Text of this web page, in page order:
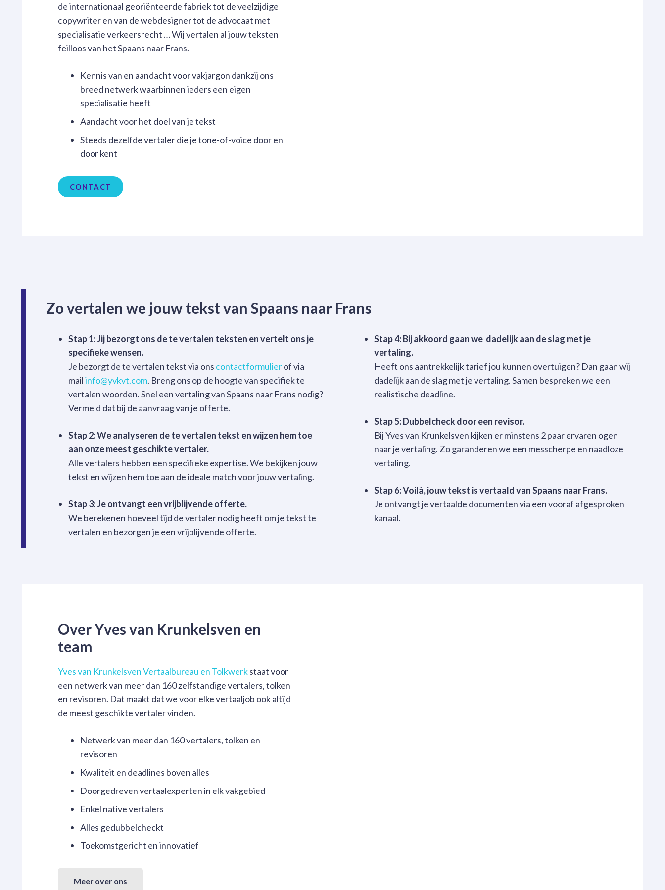
de internationaal georiënteerde fabriek tot de veelzijdige
copywriter en van de webdesigner tot de advocaat met
specialisatie verkeersrecht … Wij vertalen al jouw teksten
feilloos van het Spaans naar Frans.
Kennis van en aandacht voor vakjargon dankzij ons
breed netwerk waarbinnen ieders een eigen
specialisatie heeft
Aandacht voor het doel van je tekst
Steeds dezelfde vertaler die je tone-of-voice door en
door kent
CONTACT
Zo vertalen we jouw tekst van Spaans naar Frans
Stap 1: Jij bezorgt ons de te vertalen teksten en vertelt ons je
specifieke wensen.
Je bezorgt de te vertalen tekst via ons contactformulierof via
mailinfo@yvkvt.com. Breng ons op de hoogte van specifiek te
vertalen woorden. Snel een vertaling van Spaans naar Frans nodig?
Vermeld dat bij de aanvraag van je offerte.
Stap 2: We analyseren de te vertalen tekst en wijzen hem toe
aan onze meest geschikte vertaler.
Alle vertalers hebben een specifieke expertise. We bekijken jouw
tekst en wijzen hem toe aan de ideale match voor jouw vertaling.
Stap 3: Je ontvangt een vrijblijvende offerte.
We berekenen hoeveel tijd de vertaler nodig heeft om je tekst te
vertalen en bezorgen je een vrijblijvende offerte.
Stap 4: Bij akkoord gaan we dadelijk aan de slag met je
vertaling.
Heeft ons aantrekkelijk tarief jou kunnen overtuigen? Dan gaan wij
dadelijk aan de slag met je vertaling. Samen bespreken we een
realistische deadline.
Stap 5: Dubbelcheck door een revisor.
Bij Yves van Krunkelsven kijken er minstens 2 paar ervaren ogen
naar je vertaling. Zo garanderen we een messcherpe en naadloze
vertaling.
Stap 6: Voilà, jouw tekst is vertaald van Spaans naar Frans.
Je ontvangt je vertaalde documenten via een vooraf afgesproken
kanaal.
Over Yves van Krunkelsven en
team
Yves van Krunkelsven Vertaalbureau en Tolkwerkstaat voor
een netwerk van meer dan 160 zelfstandige vertalers, tolken
en revisoren. Dat maakt dat we voor elke vertaaljob ook altijd
de meest geschikte vertaler vinden.
Netwerk van meer dan 160 vertalers, tolken en
revisoren
Kwaliteit en deadlines boven alles
Doorgedreven vertaalexperten in elk vakgebied
Enkel native vertalers
Alles gedubbelcheckt
Toekomstgericht en innovatief
Meer over ons